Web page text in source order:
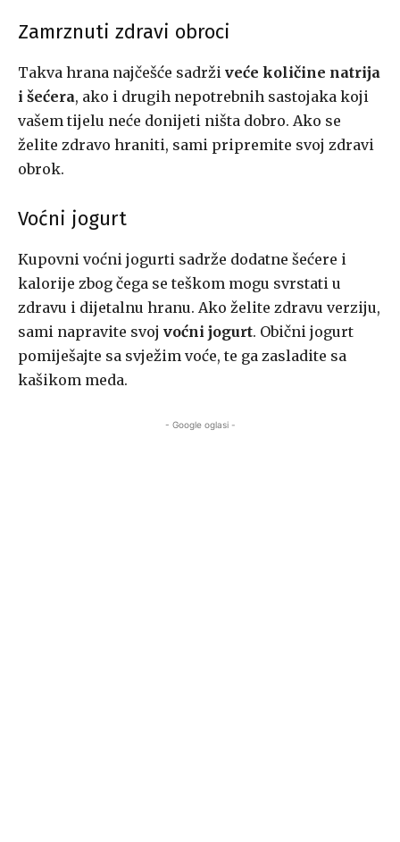
Zamrznuti zdravi obroci
Takva hrana najčešće sadrži veće količine natrija
i šećera, ako i drugih nepotrebnih sastojaka koji
vašem tijelu neće donijeti ništa dobro. Ako se
želite zdravo hraniti, sami pripremite svoj zdravi
obrok.
Voćni jogurt
Kupovni voćni jogurti sadrže dodatne šećere i
kalorije zbog čega se teškom mogu svrstati u
zdravu i dijetalnu hranu. Ako želite zdravu verziju,
sami napravite svoj voćni jogurt. Obični jogurt
pomiješajte sa svježim voće, te ga zasladite sa
kašikom meda.
- Google oglasi -